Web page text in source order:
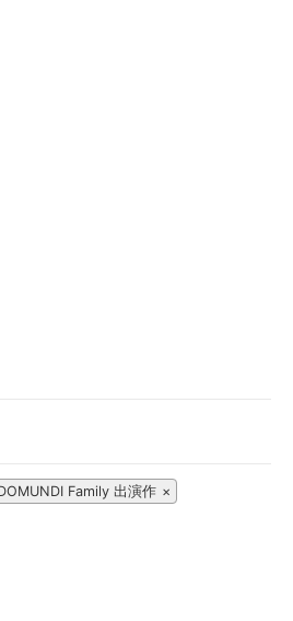
Family 出演作